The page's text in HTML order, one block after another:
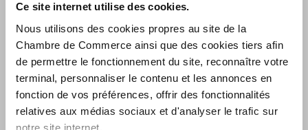
Ce site internet utilise des cookies.
Nous utilisons des cookies propres au site de la
Chambre de Commerce ainsi que des cookies tiers afin
de permettre le fonctionnement du site, reconnaître votre
terminal, personnaliser le contenu et les annonces en
fonction de vos préférences, offrir des fonctionnalités
relatives aux médias sociaux et d'analyser le trafic sur
notre site internet.
L’ÉDITIONÉTÉ
2026EST
DISPONIBLE !